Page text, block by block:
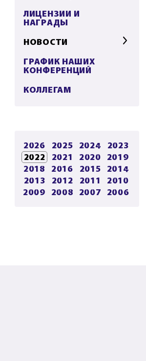
ЛИЦЕНЗИИ И
НАГРАДЫ
НОВОСТИ
ГРАФИК НАШИХ
КОНФЕРЕНЦИЙ
КОЛЛЕГАМ
2026 2025 2024
2023
2022
2021 2020
2019
2018
2016 2015
2014
2013
2012 2011
2010
2009
2008 2007 2006